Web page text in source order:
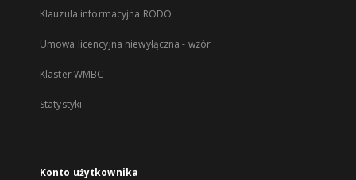
Klauzula informacyjna RODO
Umowa licencyjna niewyłączna - wzór
Klaster WMBC
Statystyki
Konto użytkownika